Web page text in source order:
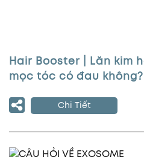
Hair Booster | Lăn kim
mọc tóc có đau không?
Chi Tiết